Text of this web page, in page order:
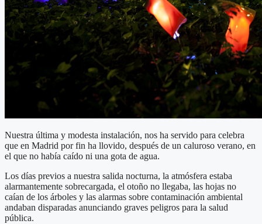
Nuestra última y modesta instalación, nos ha servido para celebra
que en Madrid por fin ha llovido, después de un caluroso verano, en
el que no había caído ni una gota de agua.
Los días previos a nuestra salida nocturna, la atmósfera estaba
alarmantemente sobrecargada, el otoño no llegaba, las hojas no
caían de los árboles y las alarmas sobre contaminación ambiental
andaban disparadas anunciando graves peligros para la salud
pública.